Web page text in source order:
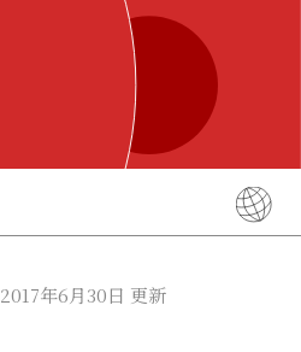
简体中文
2017年6月30日 更新